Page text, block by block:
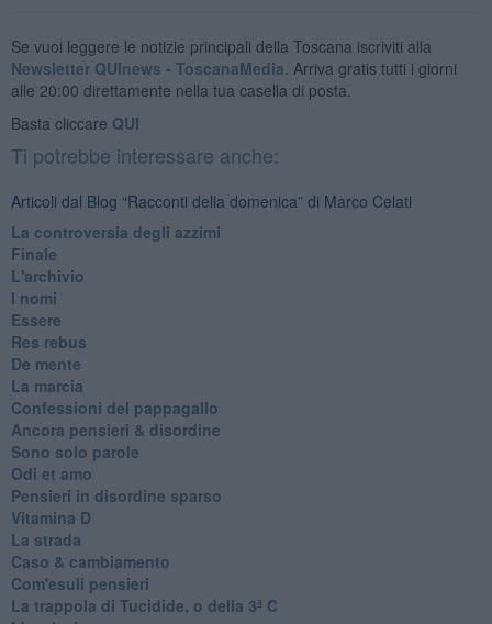
Se vuoi leggere le notizie principali della Toscana iscriviti alla
Newsletter QUInews - ToscanaMedia. Arriva gratis tutti i giorni
alle 20:00 direttamente nella tua casella di posta.
Basta cliccare QUI
Ti potrebbe interessare anche:
Articoli dal Blog “Racconti della domenica” di Marco Celati
La controversia degli azzimi
Finale
L'archivio
I nomi
Essere
Res rebus
De mente
La marcia
Confessioni del pappagallo
Ancora pensieri & disordine
Sono solo parole
Odi et amo
Pensieri in disordine sparso
Vitamina D
La strada
Caso & cambiamento
Com'esuli pensieri
La trappola di Tucidide, o della 3ª C